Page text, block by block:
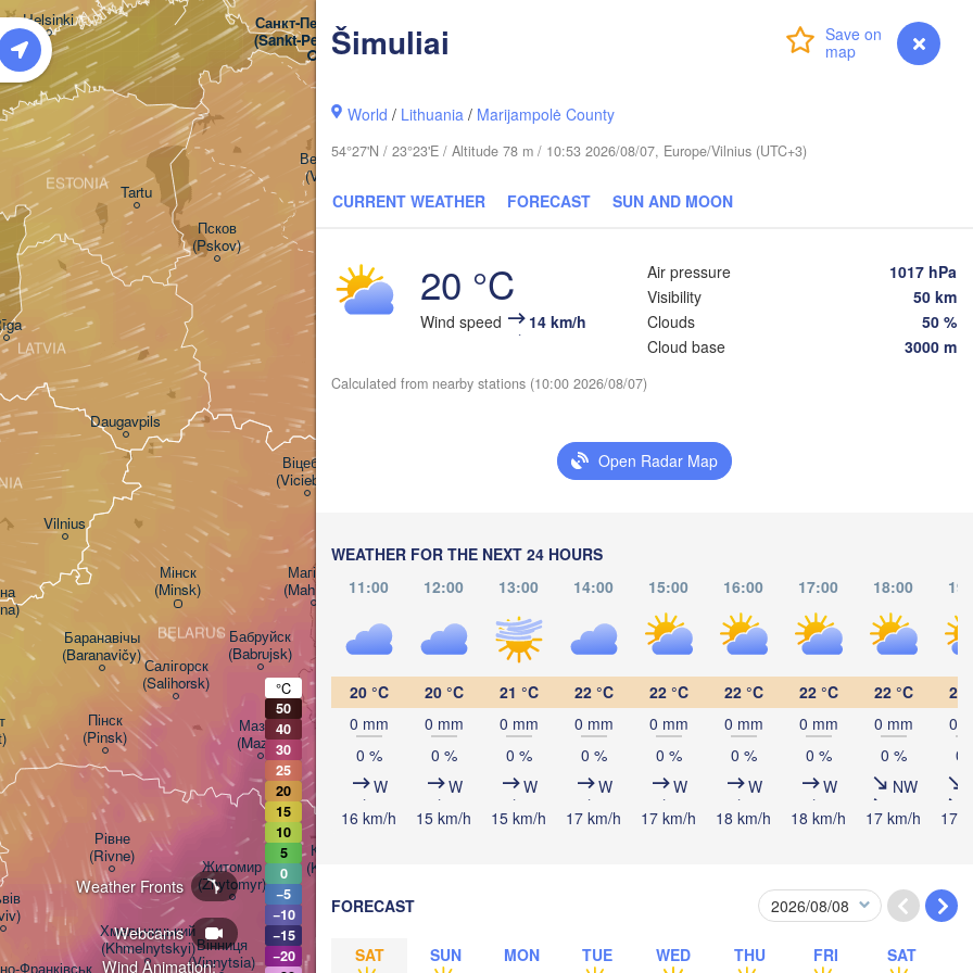
myVentusky Forecast
Šimuliai
World / Lithuania / Marijampolė County
54°27'N / 23°23'E / Altitude 78 m / 10:53 2026/08/07, Europe/Vilnius (UTC+3)
CURRENT WEATHER FORECAST SUN AND MOON
20 °C
Wind speed 14 km/h
Air pressure
1017 hPa
Visibility
50 km
Clouds
50 %
Cloud base
3000 m
Calculated from nearby stations (10:00 2026/08/07)
Open Radar Map
WEATHER FOR THE NEXT 24 HOURS
11:00
12:00 13:00 14:00 15:00 16:00 17:00 18:00
20 °C
0 mm
0 %
W
16 km/h
20 °C
0 mm
0 %
W
15 km/h
21 °C
0 mm
0 %
W
15 km/h
22 °C
0 mm
0 %
W
17 km/h
22 °C
0 mm
0 %
W
17 km/h
22 °C
0 mm
0 %
W
18 km/h
22 °C
0 mm
0 %
W
18 km/h
22 °C
0 mm
0 %
NW
17 km/h
21
0
0
17
FORECAST
SAT SUN MON TUE WED THU FRI SAT
Wind Animation:
Webcams
Weather Fronts
Санкт-Петербург
(Sankt-Peterburg)
Helsinki
Псков
(Pskov)
Великий Новгород
(Veliky Novgorod)
Tartu
Daugavpils
LATVIA
ESTONIA
Київ
(Kyiv)
Мінск
(Minsk)
Гомель
(Homieĺ)
Vilnius
Бабруйск
(Babrujsk)
Баранавічы
(Baranavičy)
Житомир
(Zhytomyr)
(Cherkasy)
Хмельницький
(Khmelnytskyi)
(Chernihiv)
Кременчук
Рівне
(Rivne)
Пінск
(Pinsk)
Мазыр
(Mazyr)
Салігорск
(Salihorsk)
Віцебск
(Viciebsk)
Магілёў
(Mahilioŭ)
Вінниця
(Vinnytsia)
BELARUS
Франківськ
Тверь
(Tver)
Воронеж
(Voronezh)
Липецк
(Lipetsk)
Старый Оскол
(Stary Oskol)
Суми
(Tambov)
Курск
(Kursk)
Брянск
(Bryansk)
Орёл
°C
50
40
30
25
20
15
10
5
0
−5
−10
−15
−20